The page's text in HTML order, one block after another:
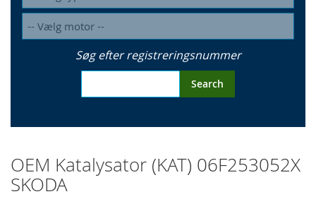
Søg efter registreringsnummer
Search
OEM Katalysator (KAT) 06F253052X
SKODA